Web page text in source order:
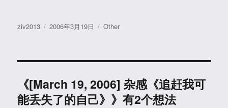
作
ziv2013
发
2006年3月19日
分
Other
《[March 19, 2006] 杂感《追赶我可
能丢失了的自己》》有2个想法